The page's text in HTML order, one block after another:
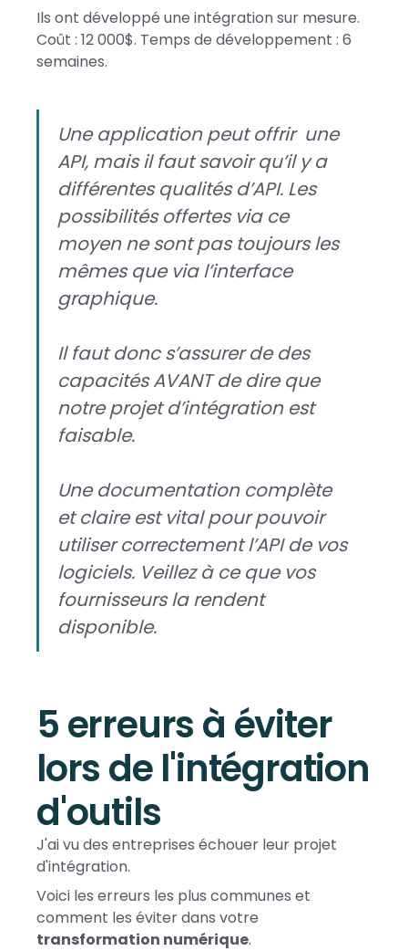
Ils ont développé une intégration sur mesure.
Coût : 12 000$. Temps de développement : 6
semaines.
Une application peut offrir une
API, mais il faut savoir qu’il y a
différentes qualités d’API. Les
possibilités offertes via ce
moyen ne sont pas toujours les
mêmes que via l’interface
graphique.
Il faut donc s’assurer de des
capacités AVANT de dire que
notre projet d’intégration est
faisable.
Une documentation complète
et claire est vital pour pouvoir
utiliser correctement l’API de vos
logiciels. Veillez à ce que vos
fournisseurs la rendent
disponible.
5 erreurs à éviter
lors de l'intégration
d'outils
J'ai vu des entreprises échouer leur projet
d'intégration.
Voici les erreurs les plus communes et
comment les éviter dans votre
transformation numérique.